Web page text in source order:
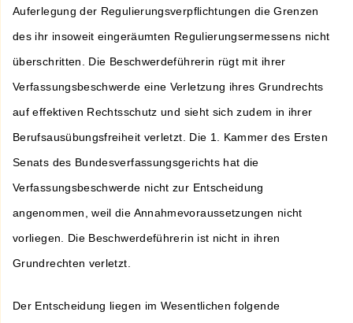
Auferlegung der Regulierungsverpflichtungen die Grenzen
des ihr insoweit eingeräumten Regulierungsermessens nicht
überschritten. Die Beschwerdeführerin rügt mit ihrer
Verfassungsbeschwerde eine Verletzung ihres Grundrechts
auf effektiven Rechtsschutz und sieht sich zudem in ihrer
Berufsausübungsfreiheit verletzt. Die 1. Kammer des Ersten
Senats des Bundesverfassungsgerichts hat die
Verfassungsbeschwerde nicht zur Entscheidung
angenommen, weil die Annahmevoraussetzungen nicht
vorliegen. Die Beschwerdeführerin ist nicht in ihren
Grundrechten verletzt.
Der Entscheidung liegen im Wesentlichen folgende